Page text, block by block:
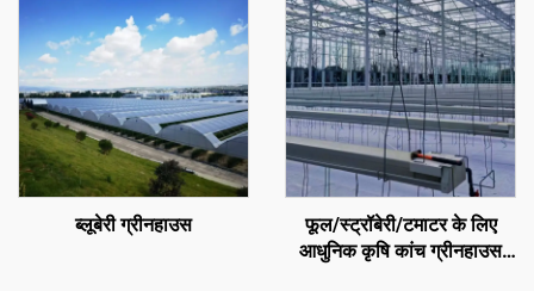
ब्लूबेरी ग्रीनहाउस
फूल/स्ट्रॉबेरी/टमाटर के लिए
आधुनिक कृषि कांच ग्रीनहाउस